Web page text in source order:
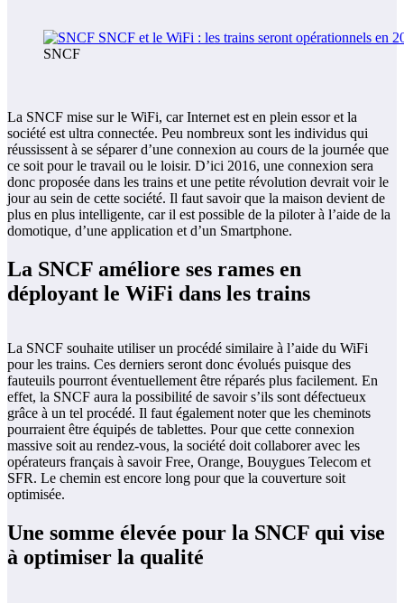
SNCF
La SNCF mise sur le WiFi, car Internet est en plein essor et la
société est ultra connectée. Peu nombreux sont les individus qui
réussissent à se séparer d’une connexion au cours de la journée que
ce soit pour le travail ou le loisir. D’ici 2016, une connexion sera
donc proposée dans les trains et une petite révolution devrait voir le
jour au sein de cette société. Il faut savoir que la maison devient de
plus en plus intelligente, car il est possible de la piloter à l’aide de la
domotique, d’une application et d’un Smartphone.
La SNCF améliore ses rames en
déployant le WiFi dans les trains
La SNCF souhaite utiliser un procédé similaire à l’aide du WiFi
pour les trains. Ces derniers seront donc évolués puisque des
fauteuils pourront éventuellement être réparés plus facilement. En
effet, la SNCF aura la possibilité de savoir s’ils sont défectueux
grâce à un tel procédé. Il faut également noter que les cheminots
pourraient être équipés de tablettes. Pour que cette connexion
massive soit au rendez-vous, la société doit collaborer avec les
opérateurs français à savoir Free, Orange, Bouygues Telecom et
SFR. Le chemin est encore long pour que la couverture soit
optimisée.
Une somme élevée pour la SNCF qui vise
à optimiser la qualité